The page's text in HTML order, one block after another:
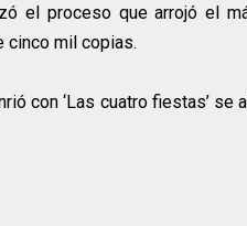
el proceso que arrojó el
cinco mil copias.
con ‘Las cuatro fiestas’ se